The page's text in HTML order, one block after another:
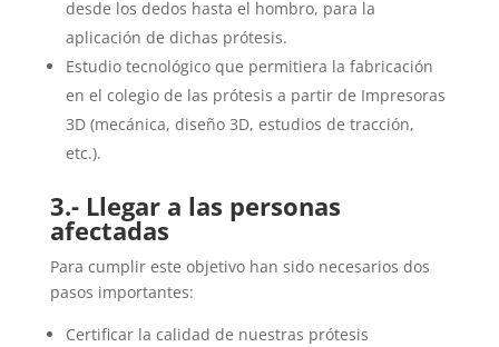
desde los dedos hasta el hombro, para la
aplicación de dichas prótesis.
Estudio tecnológico que permitiera la fabricación
en el colegio de las prótesis a partir de Impresoras
3D (mecánica, diseño 3D, estudios de tracción,
etc.).
3.- Llegar a las personas
afectadas
Para cumplir este objetivo han sido necesarios dos
pasos importantes:
Certificar la calidad de nuestras prótesis